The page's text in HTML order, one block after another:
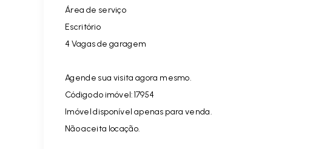
Área de serviço
Escritório
4 Vagas de garagem
Agende sua visita agora mesmo.
Código do imóvel:17954
Imóvel disponível apenas para venda.
Não aceita locação.